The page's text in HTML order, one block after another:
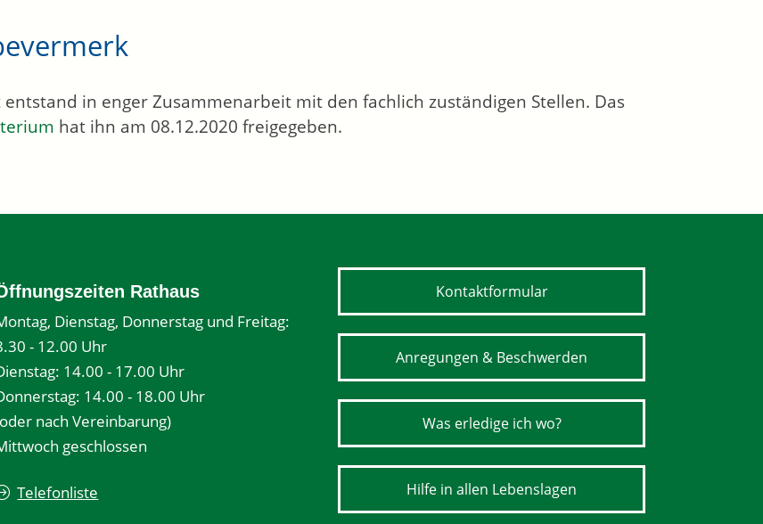
entstand in enger Zusammenarbeit mit den fachlich zuständigen Stellen. Das
hat ihn am 08.12.2020 freigegeben.
Rathaus
Dienstag, Donnerstag und Freitag:
- 12.00 Uhr
14.00 - 17.00 Uhr
14.00 - 18.00 Uhr
nach Vereinbarung)
geschlossen
Telefonliste
Kontaktformular
Anregungen & Beschwerden
Was erledige ich wo?
Hilfe in allen Lebenslagen